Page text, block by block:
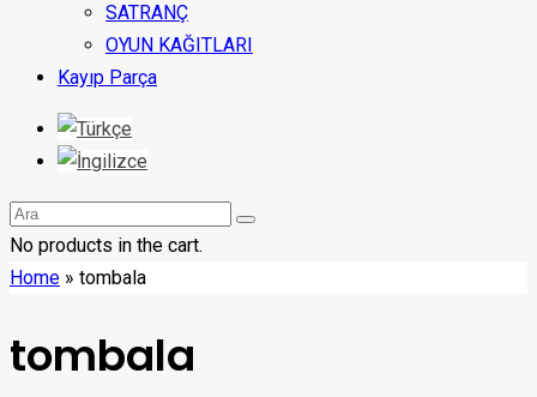
SATRANÇ
OYUN KAĞITLARI
Kayıp Parça
No products in the cart.
Home » tombala
tombala